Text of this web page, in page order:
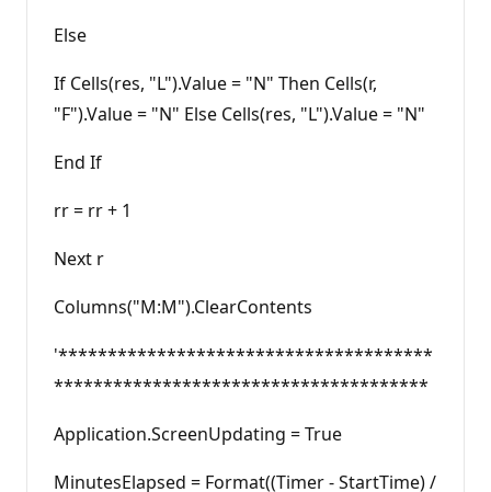
Else
If Cells(res, "L").Value = "N" Then Cells(r,
"F").Value = "N" Else Cells(res, "L").Value = "N"
End If
rr = rr + 1
Next r
Columns("M:M").ClearContents
'**************************************
**************************************
Application.ScreenUpdating = True
MinutesElapsed = Format((Timer - StartTime) /